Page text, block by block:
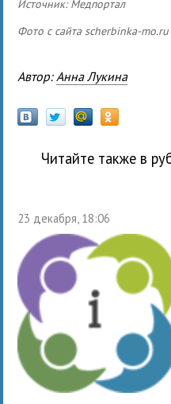
Источник: Медпортал
Фото с сайта scherbinka-mo.ru
Автор: Анна Лукина
Читайте также в
23 декабря, 18:06